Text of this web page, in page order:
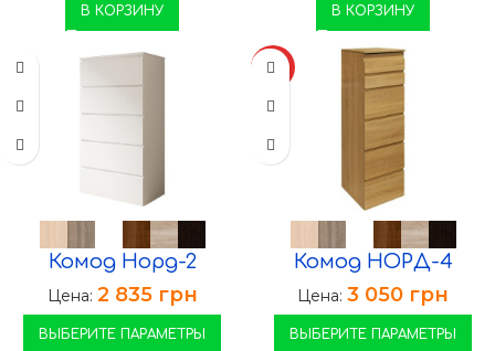
В КОРЗИНУ В КОРЗИНУ
Комод Норд-2
Цена: 2 835 грн
ВЫБЕРИТЕ ПАРАМЕТРЫ
Комод НОРД-4
Цена: 3 050 грн
ВЫБЕРИТЕ ПАРАМЕТРЫ